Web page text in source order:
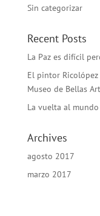
Sin categorizar
Recent Posts
La Paz es difícil
El pintor
Museo de Bellas
La vuelta al
Archives
agosto 2017
marzo 2017